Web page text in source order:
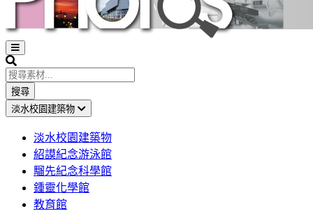
Open
sidebar
Search
搜尋
淡水校園建築物
淡水校園建築物
紹謨紀念游泳館
騮先紀念科學館
鍾靈化學館
教育館